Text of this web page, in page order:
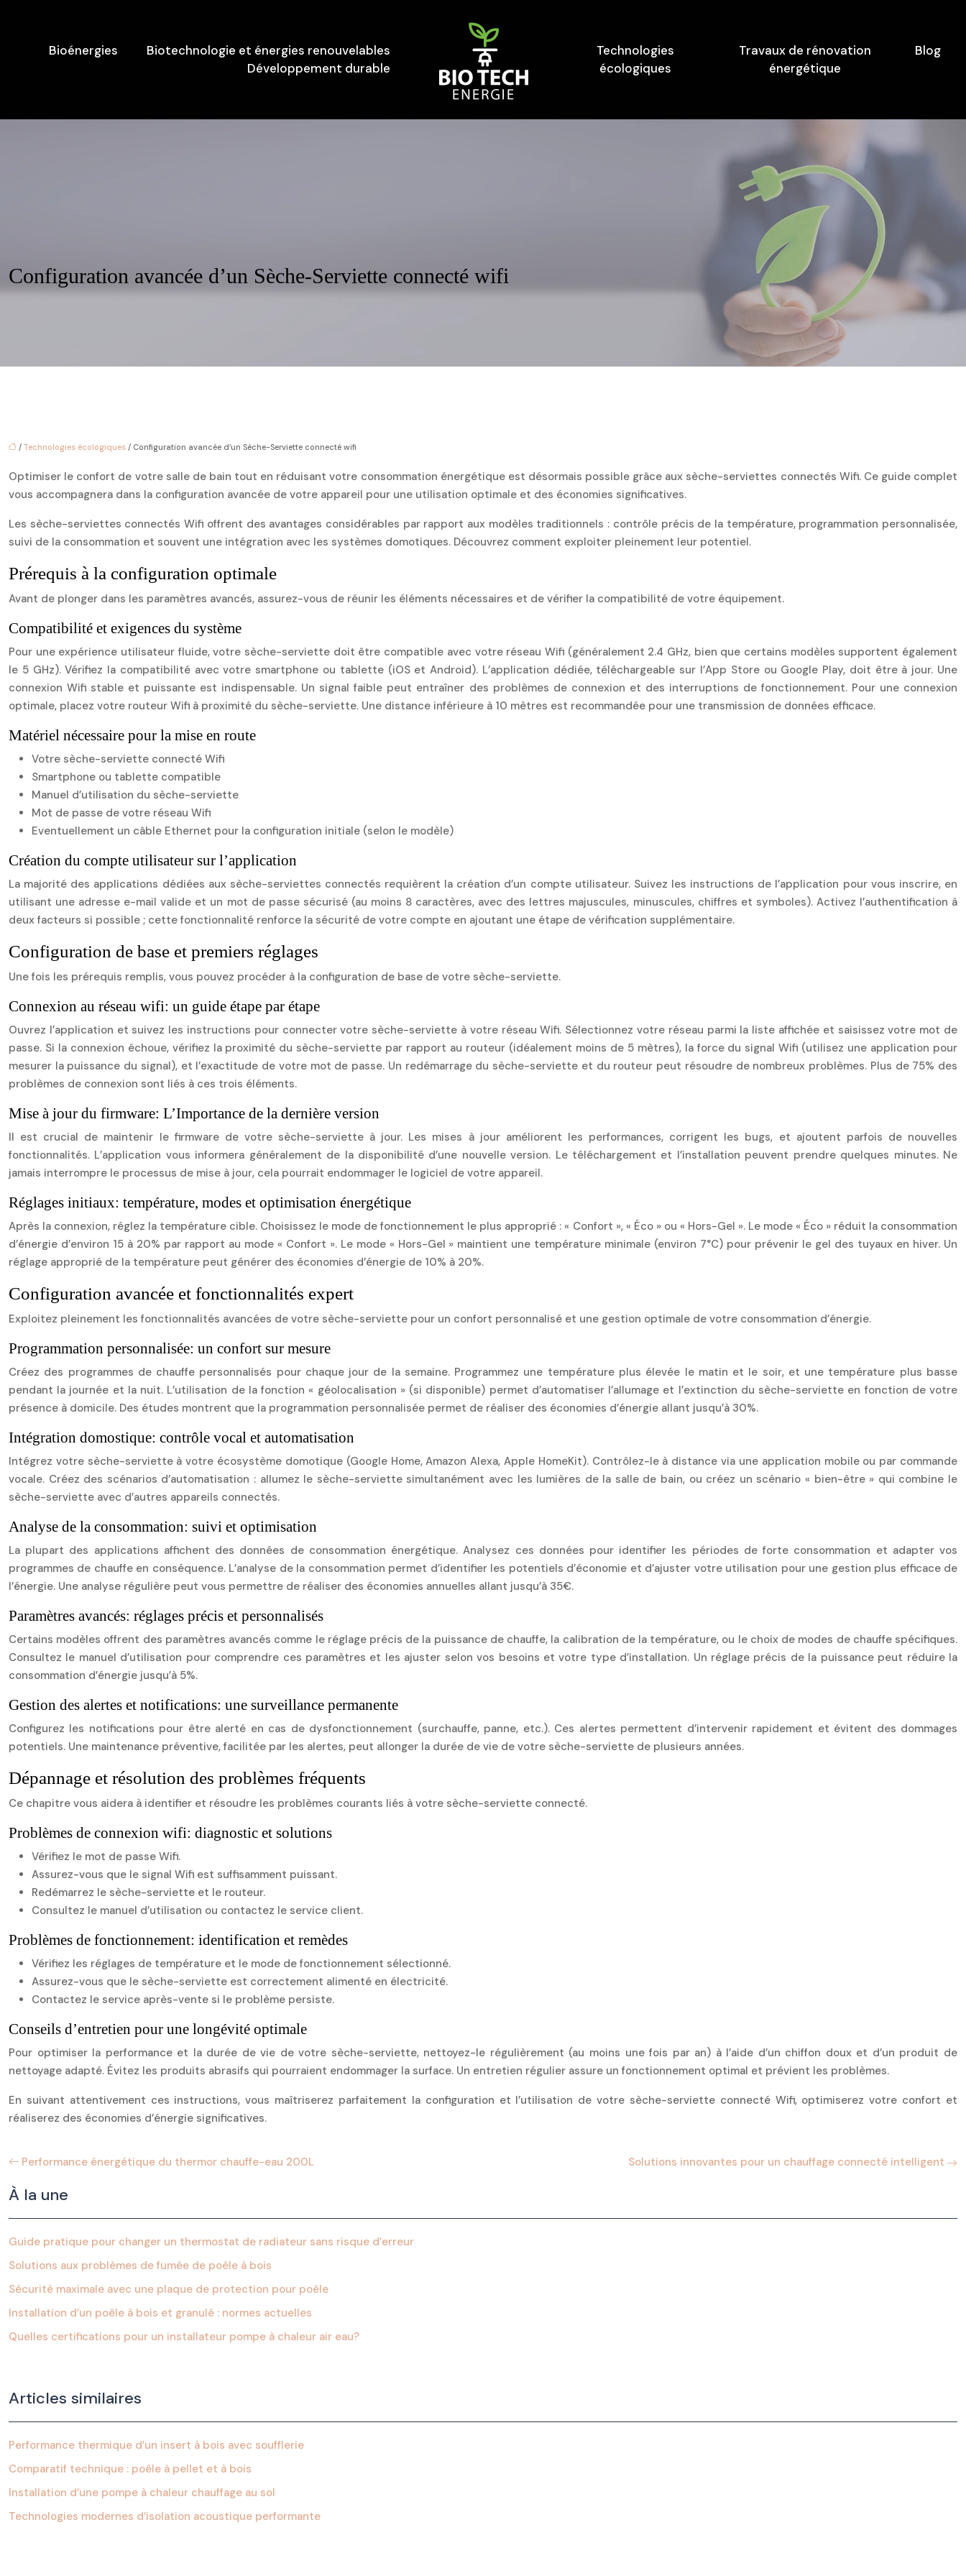
Biotechnologie et énergies renouvelables
Bioénergies
Développement durable
Technologies
écologiques
Travaux de rénovation
énergétique
Blog
Configuration avancée d’un Sèche-Serviette connecté wifi
/ Technologies écologiques / Configuration avancée d’un Sèche-Serviette connecté wifi
Optimiser le confort de votre salle de bain tout en réduisant votre consommation énergétique est désormais possible grâce aux sèche-serviettes connectés Wifi. Ce guide complet
vous accompagnera dans la configuration avancée de votre appareil pour une utilisation optimale et des économies significatives.
Les sèche-serviettes connectés Wifi offrent des avantages considérables par rapport aux modèles traditionnels : contrôle précis de la température, programmation personnalisée,
suivi de la consommation et souvent une intégration avec les systèmes domotiques. Découvrez comment exploiter pleinement leur potentiel.
Prérequis à la configuration optimale
Avant de plonger dans les paramètres avancés, assurez-vous de réunir les éléments nécessaires et de vérifier la compatibilité de votre équipement.
Compatibilité et exigences du système
Pour une expérience utilisateur fluide, votre sèche-serviette doit être compatible avec votre réseau Wifi (généralement 2.4 GHz, bien que certains modèles supportent également
le 5 GHz). Vérifiez la compatibilité avec votre smartphone ou tablette (iOS et Android). L’application dédiée, téléchargeable sur l’App Store ou Google Play, doit être à jour. Une
connexion Wifi stable et puissante est indispensable. Un signal faible peut entraîner des problèmes de connexion et des interruptions de fonctionnement. Pour une connexion
optimale, placez votre routeur Wifi à proximité du sèche-serviette. Une distance inférieure à 10 mètres est recommandée pour une transmission de données efficace.
Matériel nécessaire pour la mise en route
Votre sèche-serviette connecté Wifi
Smartphone ou tablette compatible
Manuel d’utilisation du sèche-serviette
Mot de passe de votre réseau Wifi
Eventuellement un câble Ethernet pour la configuration initiale (selon le modèle)
Création du compte utilisateur sur l’application
La majorité des applications dédiées aux sèche-serviettes connectés requièrent la création d’un compte utilisateur. Suivez les instructions de l’application pour vous inscrire, en
utilisant une adresse e-mail valide et un mot de passe sécurisé (au moins 8 caractères, avec des lettres majuscules, minuscules, chiffres et symboles). Activez l’authentification à
deux facteurs si possible ; cette fonctionnalité renforce la sécurité de votre compte en ajoutant une étape de vérification supplémentaire.
Configuration de base et premiers réglages
Une fois les prérequis remplis, vous pouvez procéder à la configuration de base de votre sèche-serviette.
Connexion au réseau wifi: un guide étape par étape
Ouvrez l’application et suivez les instructions pour connecter votre sèche-serviette à votre réseau Wifi. Sélectionnez votre réseau parmi la liste affichée et saisissez votre mot de
passe. Si la connexion échoue, vérifiez la proximité du sèche-serviette par rapport au routeur (idéalement moins de 5 mètres), la force du signal Wifi (utilisez une application pour
mesurer la puissance du signal), et l’exactitude de votre mot de passe. Un redémarrage du sèche-serviette et du routeur peut résoudre de nombreux problèmes. Plus de 75% des
problèmes de connexion sont liés à ces trois éléments.
Mise à jour du firmware: L’Importance de la dernière version
Il est crucial de maintenir le firmware de votre sèche-serviette à jour. Les mises à jour améliorent les performances, corrigent les bugs, et ajoutent parfois de nouvelles
fonctionnalités. L’application vous informera généralement de la disponibilité d’une nouvelle version. Le téléchargement et l’installation peuvent prendre quelques minutes. Ne
jamais interrompre le processus de mise à jour, cela pourrait endommager le logiciel de votre appareil.
Réglages initiaux: température, modes et optimisation énergétique
Après la connexion, réglez la température cible. Choisissez le mode de fonctionnement le plus approprié : « Confort », « Éco » ou « Hors-Gel ». Le mode « Éco » réduit la consommation
d’énergie d’environ 15 à 20% par rapport au mode « Confort ». Le mode « Hors-Gel » maintient une température minimale (environ 7°C) pour prévenir le gel des tuyaux en hiver. Un
réglage approprié de la température peut générer des économies d’énergie de 10% à 20%.
Configuration avancée et fonctionnalités expert
Exploitez pleinement les fonctionnalités avancées de votre sèche-serviette pour un confort personnalisé et une gestion optimale de votre consommation d’énergie.
Programmation personnalisée: un confort sur mesure
Créez des programmes de chauffe personnalisés pour chaque jour de la semaine. Programmez une température plus élevée le matin et le soir, et une température plus basse
pendant la journée et la nuit. L’utilisation de la fonction « géolocalisation » (si disponible) permet d’automatiser l’allumage et l’extinction du sèche-serviette en fonction de votre
présence à domicile. Des études montrent que la programmation personnalisée permet de réaliser des économies d’énergie allant jusqu’à 30%.
Intégration domostique: contrôle vocal et automatisation
Intégrez votre sèche-serviette à votre écosystème domotique (Google Home, Amazon Alexa, Apple HomeKit). Contrôlez-le à distance via une application mobile ou par commande
vocale. Créez des scénarios d’automatisation : allumez le sèche-serviette simultanément avec les lumières de la salle de bain, ou créez un scénario « bien-être » qui combine le
sèche-serviette avec d’autres appareils connectés.
Analyse de la consommation: suivi et optimisation
La plupart des applications affichent des données de consommation énergétique. Analysez ces données pour identifier les périodes de forte consommation et adapter vos
programmes de chauffe en conséquence. L’analyse de la consommation permet d’identifier les potentiels d’économie et d’ajuster votre utilisation pour une gestion plus efficace de
l’énergie. Une analyse régulière peut vous permettre de réaliser des économies annuelles allant jusqu’à 35€.
Paramètres avancés: réglages précis et personnalisés
Certains modèles offrent des paramètres avancés comme le réglage précis de la puissance de chauffe, la calibration de la température, ou le choix de modes de chauffe spécifiques.
Consultez le manuel d’utilisation pour comprendre ces paramètres et les ajuster selon vos besoins et votre type d’installation. Un réglage précis de la puissance peut réduire la
consommation d’énergie jusqu’à 5%.
Gestion des alertes et notifications: une surveillance permanente
Configurez les notifications pour être alerté en cas de dysfonctionnement (surchauffe, panne, etc.). Ces alertes permettent d’intervenir rapidement et évitent des dommages
potentiels. Une maintenance préventive, facilitée par les alertes, peut allonger la durée de vie de votre sèche-serviette de plusieurs années.
Dépannage et résolution des problèmes fréquents
Ce chapitre vous aidera à identifier et résoudre les problèmes courants liés à votre sèche-serviette connecté.
Problèmes de connexion wifi: diagnostic et solutions
Vérifiez le mot de passe Wifi.
Assurez-vous que le signal Wifi est suffisamment puissant.
Redémarrez le sèche-serviette et le routeur.
Consultez le manuel d’utilisation ou contactez le service client.
Problèmes de fonctionnement: identification et remèdes
Vérifiez les réglages de température et le mode de fonctionnement sélectionné.
Assurez-vous que le sèche-serviette est correctement alimenté en électricité.
Contactez le service après-vente si le problème persiste.
Conseils d’entretien pour une longévité optimale
Pour optimiser la performance et la durée de vie de votre sèche-serviette, nettoyez-le régulièrement (au moins une fois par an) à l’aide d’un chiffon doux et d’un produit de
nettoyage adapté. Évitez les produits abrasifs qui pourraient endommager la surface. Un entretien régulier assure un fonctionnement optimal et prévient les problèmes.
En suivant attentivement ces instructions, vous maîtriserez parfaitement la configuration et l’utilisation de votre sèche-serviette connecté Wifi, optimiserez votre confort et
réaliserez des économies d’énergie significatives.
Performance énergétique du thermor chauffe-eau 200L Solutions innovantes pour un chauffage connecté intelligent
À la une
Guide pratique pour changer un thermostat de radiateur sans risque d’erreur
Solutions aux problèmes de fumée de poêle à bois
Sécurité maximale avec une plaque de protection pour poêle
Installation d’un poêle à bois et granulé : normes actuelles
Quelles certifications pour un installateur pompe à chaleur air eau?
Articles similaires
Performance thermique d’un insert à bois avec soufflerie
Comparatif technique : poêle à pellet et à bois
Installation d’une pompe à chaleur chauffage au sol
Technologies modernes d’isolation acoustique performante